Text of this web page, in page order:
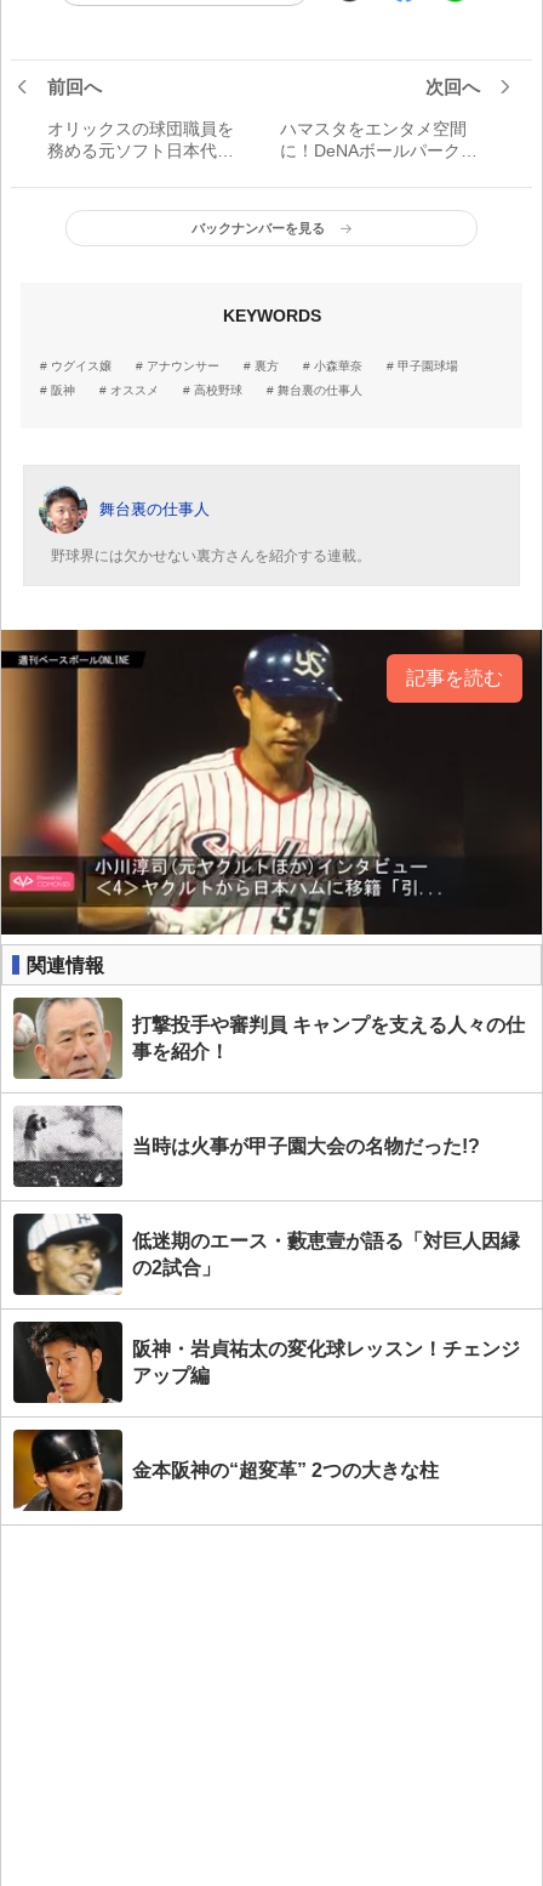
前回へ
オリックスの球団職員を
務める元ソフト日本代表
次回へ
ハマスタをエンタメ空間
に！DeNAボールパーク部
バックナンバーを見る
KEYWORDS
ウグイス嬢 アナウンサー 裏方 小森華奈
甲子園球場
阪神
オススメ 高校野球 舞台裏の仕事人
舞台裏の仕事人
野球界には欠かせない裏方さんを紹介する連載。
記事を読む
関連情報
打撃投手や審判員 キャンプを支える人々の仕
事を紹介！
当時は火事が甲子園大会の名物だった!?
低迷期のエース・藪恵壹が語る「対巨人因縁
の2試合」
阪神・岩貞祐太の変化球レッスン！チェンジ
アップ編
金本阪神の“超変革” 2つの大きな柱